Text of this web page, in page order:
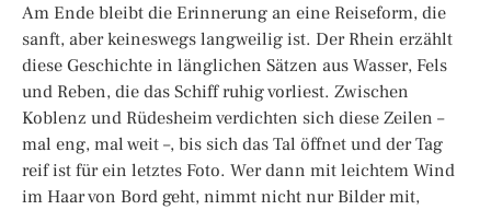
Am Ende bleibt die Erinnerung an eine Reiseform, die
sanft, aber keineswegs langweilig ist. Der Rhein erzählt
diese Geschichte in länglichen Sätzen aus Wasser, Fels
und Reben, die das Schiff ruhig vorliest. Zwischen
Koblenz und Rüdesheim verdichten sich diese Zeilen –
mal eng, mal weit –, bis sich das Tal öffnet und der Tag
reif ist für ein letztes Foto. Wer dann mit leichtem Wind
im Haar von Bord geht, nimmt nicht nur Bilder mit,